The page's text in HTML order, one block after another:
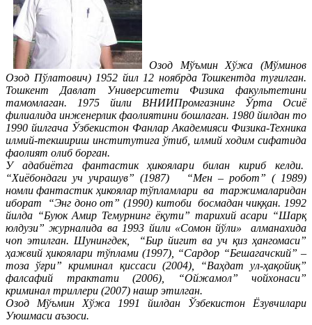
Озод Мўъмин Хўжа (Мўминов
Озод Пўлатович) 1952 йил 12 ноябрда Тошкентда туғилган.
Тошкент Давлат Университети Физика факультетини
тамомлаган. 1975 йили ВНИИПромгазнинг Ўрта Осиё
филиалида инженерлик фаолиятини бошлаган. 1980 йилдан то
1990 йилгача Ўзбекистон Фанлар Академияси Физика-Техника
илмий-текшириш институтига ўтиб, илмий ходим сифатида
фаолият олиб борган.
У адабиётга фантастик ҳикоялари билан кириб келди.
“Хиёбондаги уч учрашув” (1987) “Мен – робот” ( 1989)
номли фантастик ҳикоялар тўпламлари ва таржималаридан
иборат “Энг доно от” (1990) китоби босмадан чиққан. 1992
йилда “Буюк Амир Темурнинг ёқути” тарихий асари “Шарқ
юлдузи” журналида ва 1993 йили «Сомон йўли» алманахида
чоп этилган. Шунингдек, “Бир йигит ва уч қиз ҳангомаси”
ҳажвий ҳикоялари тўплами (1997), “Сардор “Бешагачский” –
тоза ўғри” криминал қиссаси (2004), “Ваҳдат ул-ҳақойиқ”
фалсафий трактати (2006), “Ойжамол” чойхонаси”
криминал триллери (2007) нашр этилган.
Озод Мўъмин Хўжа 1991 йилдан Ўзбекистон Ёзувчилари
Уюшмаси аъзоси.